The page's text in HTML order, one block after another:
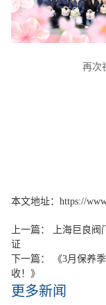
再次
本文地址：https://
上一篇：
上海巨良
证
下一篇：
《3月保养
收！》
更多新闻